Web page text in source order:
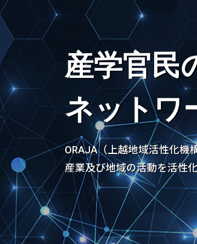
産学官民
ネットワ
ORAJA（上越地域活性化機
産業及び地域の活動を活性